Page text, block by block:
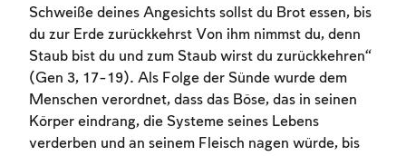
Schweiße deines Angesichts sollst du Brot essen, bis
du zur Erde zurückkehrst Von ihm nimmst du, denn
Staub bist du und zum Staub wirst du zurückkehren“
(Gen 3, 17-19). Als Folge der Sünde wurde dem
Menschen verordnet, dass das Böse, das in seinen
Körper eindrang, die Systeme seines Lebens
verderben und an seinem Fleisch nagen würde, bis